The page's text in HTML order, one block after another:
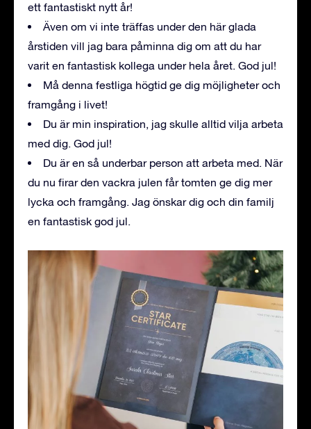
ett fantastiskt nytt år!
Även om vi inte träffas under den här glada
årstiden vill jag bara påminna dig om att du har
varit en fantastisk kollega under hela året. God jul!
Må denna festliga högtid ge dig möjligheter och
framgång i livet!
Du är min inspiration, jag skulle alltid vilja arbeta
med dig. God jul!
Du är en så underbar person att arbeta med. När
du nu firar den vackra julen får tomten ge dig mer
lycka och framgång. Jag önskar dig och din familj
en fantastisk god jul.